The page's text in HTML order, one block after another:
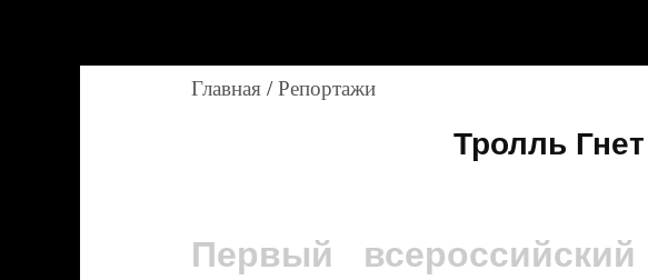
Главная /Репортажи
Тролль
Первый